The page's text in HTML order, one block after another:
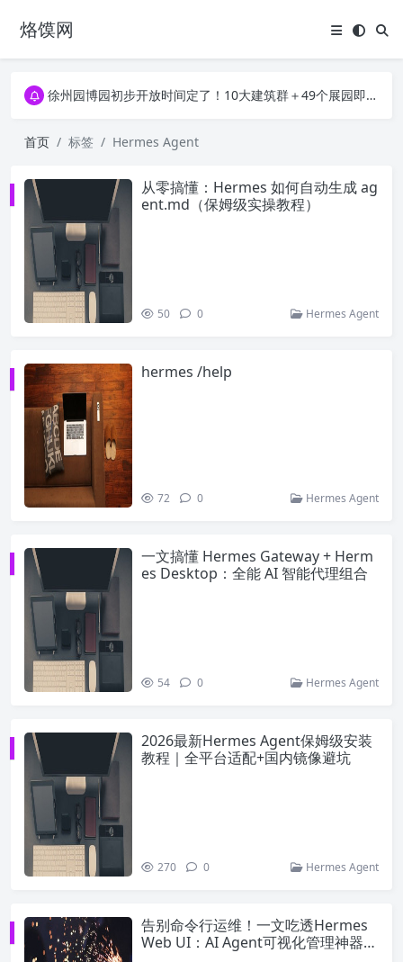
烙馍网16796个OpenClaw Skills合集下载｜总2.7G，压缩后仅738M，覆盖全场景技能
徐州园博园初步开放时间定了！10大建筑群＋49个展园即将亮相！
徐州园博园初步开放时间定了！10大建筑群＋49个展园即将亮相！
首页 标签 Hermes Agent
从零搞懂：Hermes 如何自动生成 ag
ent.md（保姆级实操教程）
50 0 Hermes Agent
hermes /help
72 0 Hermes Agent
一文搞懂 Hermes Gateway + Herm
es Desktop：全能 AI 智能代理组合
54 0 Hermes Agent
2026最新Hermes Agent保姆级安装
教程｜全平台适配+国内镜像避坑
270 0 Hermes Agent
告别命令行运维！一文吃透Hermes
Web UI：AI Agent可视化管理神器全